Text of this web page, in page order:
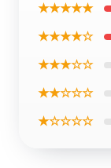
★★★★★
★★★★☆
★★★☆☆
★★☆☆☆
★☆☆☆☆